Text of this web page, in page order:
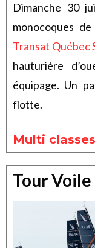
Dimanche 30
monocoques
Transat Québec
hauturière
équipage. Un
flotte.
Multi
Tour